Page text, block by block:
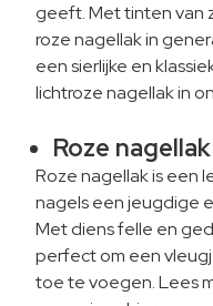
geeft. Met tinten van
roze nagellak in
een sierlijke en
lichtroze nagellak in
Roze nagellak
Roze nagellak is een
nagels een jeugdige
Met diens felle en
perfect om een
toe te voegen. Lees